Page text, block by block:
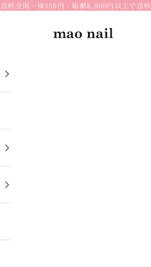
送料全国一律550円・総額8,800円以上で送
mao nail